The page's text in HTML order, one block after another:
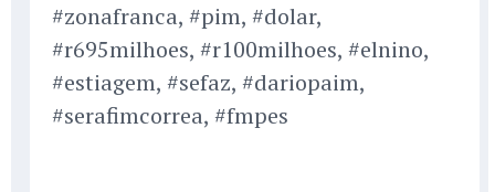
#zonafranca, #pim, #dolar,
#r695milhoes, #r100milhoes, #elnino,
#estiagem, #sefaz, #dariopaim,
#serafimcorrea, #fmpes